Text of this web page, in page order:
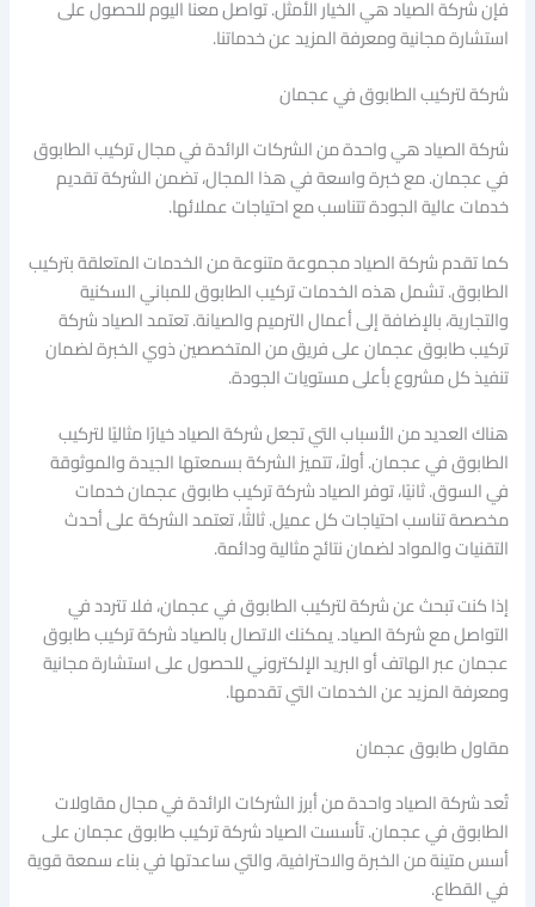
فإن شركة الصياد هي الخيار الأمثل. تواصل معنا اليوم للحصول على
استشارة مجانية ومعرفة المزيد عن خدماتنا.
شركة لتركيب الطابوق في عجمان
شركة الصياد هي واحدة من الشركات الرائدة في مجال تركيب الطابوق
في عجمان. مع خبرة واسعة في هذا المجال، تضمن الشركة تقديم
خدمات عالية الجودة تتناسب مع احتياجات عملائها.
كما تقدم شركة الصياد مجموعة متنوعة من الخدمات المتعلقة بتركيب
الطابوق. تشمل هذه الخدمات تركيب الطابوق للمباني السكنية
والتجارية، بالإضافة إلى أعمال الترميم والصيانة. تعتمد الصياد شركة
تركيب طابوق عجمان على فريق من المتخصصين ذوي الخبرة لضمان
تنفيذ كل مشروع بأعلى مستويات الجودة.
هناك العديد من الأسباب التي تجعل شركة الصياد خيارًا مثاليًا لتركيب
الطابوق في عجمان. أولاً، تتميز الشركة بسمعتها الجيدة والموثوقة
في السوق. ثانيًا، توفر الصياد شركة تركيب طابوق عجمان خدمات
مخصصة تناسب احتياجات كل عميل. ثالثًا، تعتمد الشركة على أحدث
التقنيات والمواد لضمان نتائج مثالية ودائمة.
إذا كنت تبحث عن شركة لتركيب الطابوق في عجمان، فلا تتردد في
التواصل مع شركة الصياد. يمكنك الاتصال بالصياد شركة تركيب طابوق
عجمان عبر الهاتف أو البريد الإلكتروني للحصول على استشارة مجانية
ومعرفة المزيد عن الخدمات التي تقدمها.
مقاول طابوق عجمان
تُعد شركة الصياد واحدة من أبرز الشركات الرائدة في مجال مقاولات
الطابوق في عجمان. تأسست الصياد شركة تركيب طابوق عجمان على
أسس متينة من الخبرة والاحترافية، والتي ساعدتها في بناء سمعة قوية
في القطاع.